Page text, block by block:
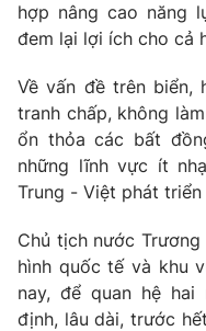
VTV Sức khoẻ
Thị trường 24h
VTV4
VTV9
Liên hệ tòa soạn
hợp nâng cao năng
đem lại lợi ích cho cả
Về vấn đề trên biển,
tranh chấp, không
ổn thỏa các bất
những lĩnh vực ít
Trung - Việt phát
Chủ tịch nước
hình quốc tế và khu
nay, để quan hệ hai
định, lâu dài, trước